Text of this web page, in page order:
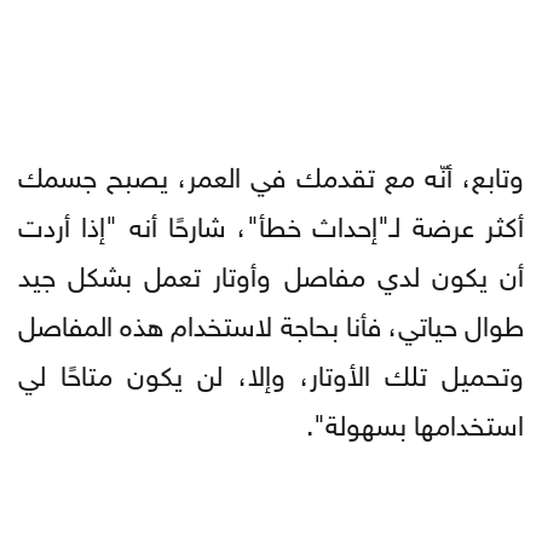
وتابع، أنّه مع تقدمك في العمر، يصبح جسمك
أكثر عرضة لـ"إحداث خطأ"، شارحًا أنه "إذا أردت
أن يكون لدي مفاصل وأوتار تعمل بشكل جيد
طوال حياتي، فأنا بحاجة لاستخدام هذه المفاصل
وتحميل تلك الأوتار، وإلا، لن يكون متاحًا لي
استخدامها بسهولة".